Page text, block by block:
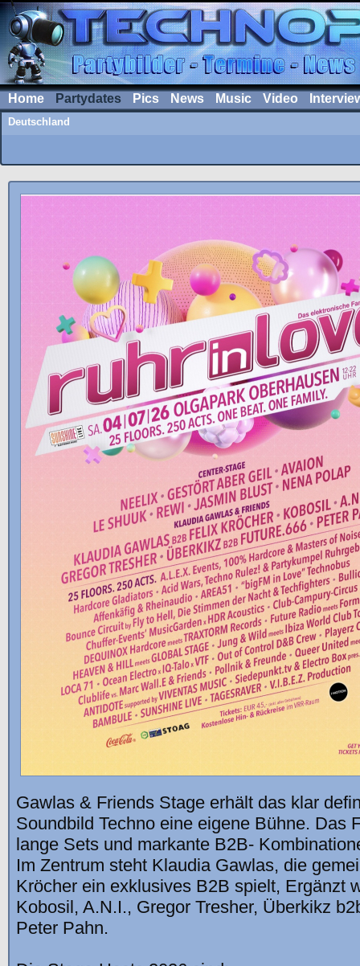
Home Partydates Pics News Music Video
Deutschland
Gawlas & Friends Stage erhält das klar
Soundbild Techno eine eigene Bühne. Das
lange Sets und markante B2B-
Im Zentrum steht Klaudia Gawlas, die
Kröcher ein exklusives B2B spielt, Ergänzt
Kobosil, A.N.I., Gregor Tresher, Überkikz
Peter Pahn.